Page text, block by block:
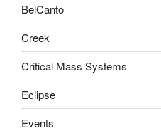
BelCanto
Creek
Critical Mass Systems
Eclipse
Events